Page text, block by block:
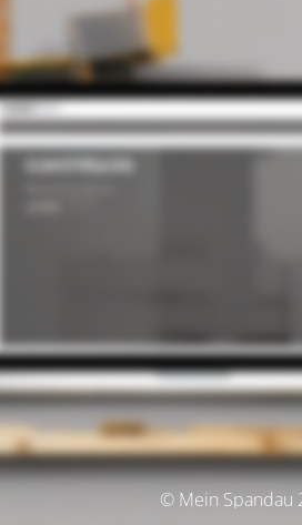
© Mein Spandau